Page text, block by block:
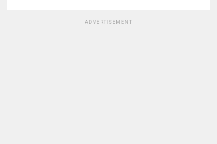
ADVERTISEMENT